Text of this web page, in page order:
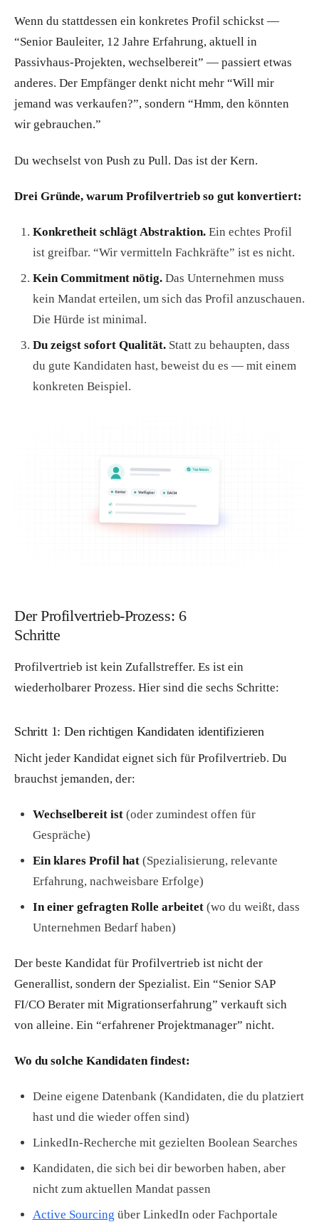
Wenn du stattdessen ein konkretes Profil schickst —
“Senior Bauleiter, 12 Jahre Erfahrung, aktuell in
Passivhaus-Projekten, wechselbereit” — passiert etwas
anderes. Der Empfänger denkt nicht mehr “Will mir
jemand was verkaufen?”, sondern “Hmm, den könnten
wir gebrauchen.”
Du wechselst von Push zu Pull. Das ist der Kern.
Drei Gründe, warum Profilvertrieb so gut konvertiert:
Konkretheit schlägt Abstraktion.Ein echtes Profil
ist greifbar. “Wir vermitteln Fachkräfte” ist es nicht.
Kein Commitment nötig.Das Unternehmen muss
kein Mandat erteilen, um sich das Profil anzuschauen.
Die Hürde ist minimal.
Du zeigst sofort Qualität.Statt zu behaupten, dass
du gute Kandidaten hast, beweist du es — mit einem
konkreten Beispiel.
Der Profilvertrieb-Prozess: 6
Schritte
Profilvertrieb ist kein Zufallstreffer. Es ist ein
wiederholbarer Prozess. Hier sind die sechs Schritte:
Schritt 1: Den richtigen Kandidaten identifizieren
Nicht jeder Kandidat eignet sich für Profilvertrieb. Du
brauchst jemanden, der:
Wechselbereit ist(oder zumindest offen für
Gespräche)
Ein klares Profil hat(Spezialisierung, relevante
Erfahrung, nachweisbare Erfolge)
In einer gefragten Rolle arbeitet(wo du weißt, dass
Unternehmen Bedarf haben)
Der beste Kandidat für Profilvertrieb ist nicht der
Generallist, sondern der Spezialist. Ein “Senior SAP
FI/CO Berater mit Migrationserfahrung” verkauft sich
von alleine. Ein “erfahrener Projektmanager” nicht.
Wo du solche Kandidaten findest:
Deine eigene Datenbank (Kandidaten, die du platziert
hast und die wieder offen sind)
LinkedIn-Recherche mit gezielten Boolean Searches
Kandidaten, die sich bei dir beworben haben, aber
nicht zum aktuellen Mandat passen
Active Sourcing über LinkedIn oder Fachportale